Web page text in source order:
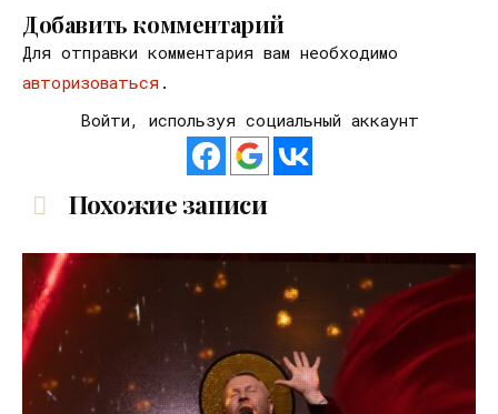
Добавить комментарий
Для отправки комментария вам необходимо
авторизоваться .
Войти, используя социальный аккаунт
Похожие записи